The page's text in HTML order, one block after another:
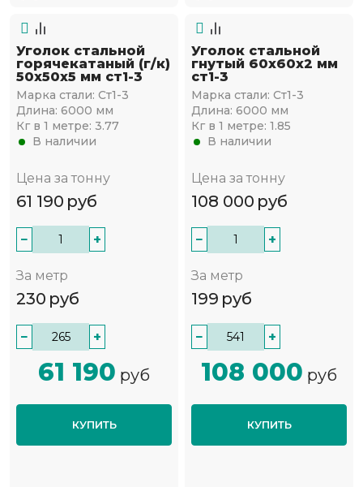
Уголок стальной
горячекатаный (г/к)
50х50x5 мм ст1-3
Марка стали: Ст1-3
Длина: 6000 мм
Кг в 1 метре: 3.77
В наличии
Цена за тонну
61 190 руб
− +
За метр
230 руб
− +
61 190 руб
КУПИТЬ
Уголок стальной
гнутый 60х60x2 мм
ст1-3
Марка стали: Ст1-3
Длина: 6000 мм
Кг в 1 метре: 1.85
В наличии
Цена за тонну
108 000 руб
− +
За метр
199 руб
− +
108 000 руб
КУПИТЬ